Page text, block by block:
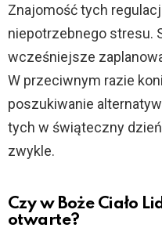
Znajomość tych
niepotrzebnego stresu.
wcześniejsze
W przeciwnym razie
poszukiwanie
tych w świąteczny
zwykle.
Czy w Boże Ciało
otwarte?